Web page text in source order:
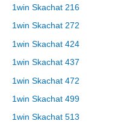
1win Skachat 216
1win Skachat 272
1win Skachat 424
1win Skachat 437
1win Skachat 472
1win Skachat 499
1win Skachat 513